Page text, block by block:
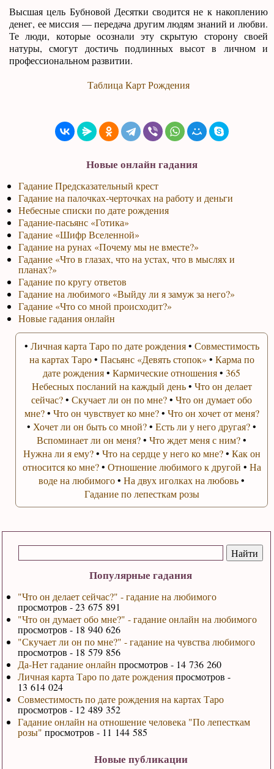
Популярные гадания
"Что он делает сейчас?" - гадание на любимого
просмотров - 23 675 891
"Что он думает обо мне?" - гадание онлайн на любимого
просмотров - 18 940 626
"Скучает ли он по мне?" - гадание на чувства любимого
просмотров - 18 579 856
Да-Нет гадание онлайн просмотров - 14 736 260
Личная карта Таро по дате рожденияпросмотров -
13 614 024
Совместимость по дате рождения на картах Таро
просмотров - 12 489 352
Гадание онлайн на отношение человека "По лепесткам
розы" просмотров - 11 144 585
Новые публикации
Высшая цель Бубновой Десятки сводится не к накоплению
денег, ее миссия — передача другим людям знаний и любви.
Те люди, которые осознали эту скрытую сторону своей
натуры, смогут достичь подлинных высот в личном и
профессиональном развитии.
Таблица Карт Рождения
Новые онлайн гадания
Гадание Предсказательный крест
Гадание на палочках-черточках на работу и деньги
Небесные списки по дате рождения
Гадание-пасьянс «Готика»
Гадание «Шифр Вселенной»
Гадание на рунах «Почему мы не вместе?»
Гадание «Что в глазах, что на устах, что в мыслях и
планах?»
Гадание по кругу ответов
Гадание на любимого «Выйду ли я замуж за него?»
Гадание «Что со мной происходит?»
Новые гадания онлайн
• Личная карта Таро по дате рождения• Совместимость
на картах Таро• Пасьянс «Девять стопок» • Карма по
дате рождения•Кармические отношения•365
Небесных посланий на каждый день• Что он делает
сейчас?•Скучает ли он по мне?•Что он думает обо
мне?• Что он чувствует ко мне?• Что он хочет от меня?
• Хочет ли он быть со мной?•Есть ли у него другая?•
Вспоминает ли он меня?•Что ждет меня с ним?•
Нужна ли я ему?• Что на сердце у него ко мне?• Как он
относится ко мне?• Отношение любимого к другой • На
воде на любимого•На двух иголках на любовь•
Гадание по лепесткам розы